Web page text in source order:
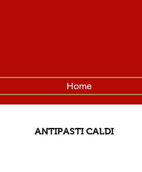
Home
ANTIPASTI CALDI